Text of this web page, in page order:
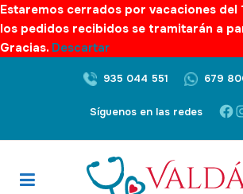
Estaremos cerrados por vacaciones del
los pedidos recibidos se tramitarán a
Gracias. Descartar
935 044 551 679
Síguenos en las redes